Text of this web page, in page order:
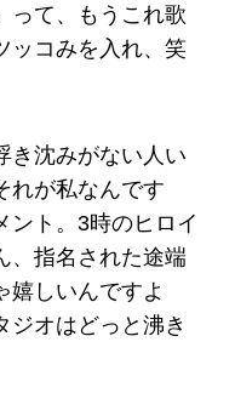
って、もうこれ歌
ッコみを入れ、笑
き沈みがない人い
れが私なんです
ント。3時のヒロイ
、指名された途端
嬉しいんですよ
ジオはどっと沸き